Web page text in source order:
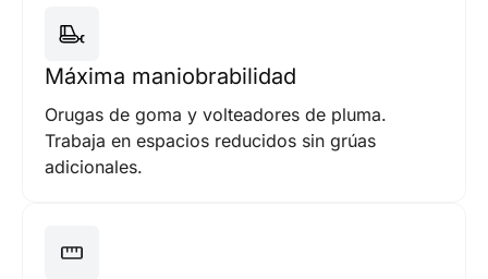
Máxima maniobrabilidad
Orugas de goma y volteadores de pluma.
Trabaja en espacios reducidos sin grúas
adicionales.